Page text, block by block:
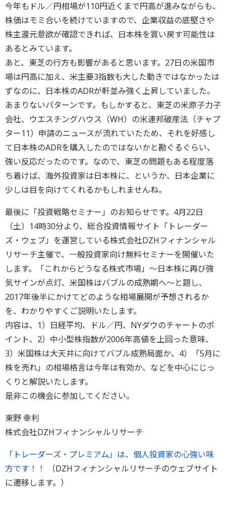
今年もドル／円相場が110円近くまで円高が進みながらも、
株価はモミ合いを続けていますので、企業収益の底堅さや
株主還元意欲が確認できれば、日本株を買い戻す可能性は
あるとみています。
あと、東芝の行方も影響があると思います。27日の米国市
場は円高に加え、米主要3指数も大した動きではなかったは
ずなのに、日本株のADRが軒並み強く上昇していました。
あまりないパターンです。もしかすると、東芝の米原子力子
会社、ウエスチングハウス（WH）の米連邦破産法（チャプ
ター11）申請のニュースが流れていたため、それを好感し
て日本株のADRを購入したのではないかと勘ぐるぐらい、
強い反応だったのです。なので、東芝の問題もある程度落
ち着けば、海外投資家は日本株に、というか、日本企業に
少しは目を向けてくれるかもしれませんね。
最後に「投資戦略セミナー」のお知らせです。4月22日
（土）14時30分より、総合投資情報サイト「トレーダー
ズ・ウェブ」を運営している株式会社DZHフィナンシャル
リサーチ主催で、一般投資家向け無料セミナーを開催いた
します。「これからどうなる株式市場」～日本株に再び強
気サインが点灯、米国株はバブルの成熟期へ～と題し、
2017年後半にかけてどのような相場展開が予想されるか
を、わかりやすくご説明いたします。
内容は、1）日経平均、ドル／円、NYダウのチャートのポ
イント、2）中小型株指数が2006年高値を上回った意味、
3）米国株は大天井に向けてバブル成熟局面か、4）「5月に
株を売れ」の相場格言は今年は有効か、などを中心にじっ
くりと解説いたします。
是非この機会に参加してください。
東野 幸利
株式会社DZHフィナンシャルリサーチ
「トレーダーズ・プレミアム」は、個人投資家の心強い味
方です！！
（DZHフィナンシャルリサーチのウェブサイト
に遷移します。）